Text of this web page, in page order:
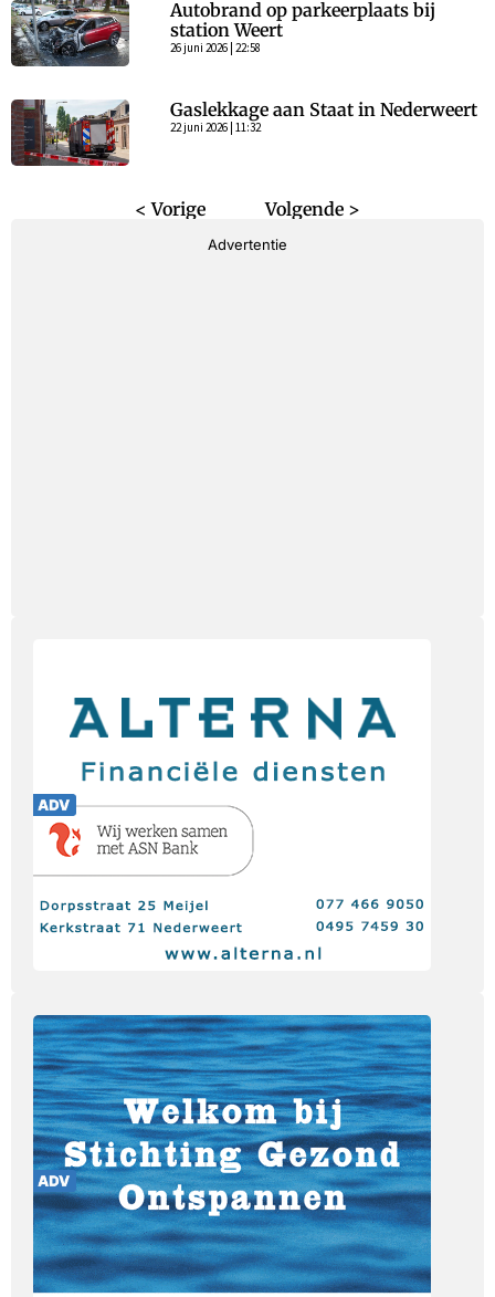
Autobrand op parkeerplaats bij
station Weert
26 juni 2026 | 22:58
Gaslekkage aan Staat in Nederweert
22 juni 2026 | 11:32
< Vorige Volgende >
Advertentie